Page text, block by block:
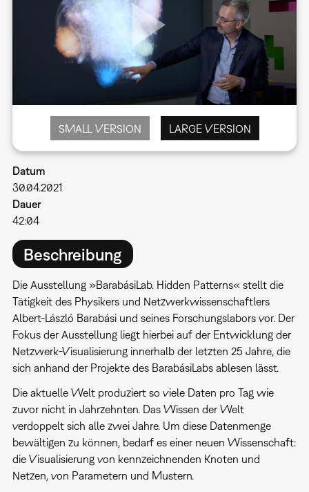
SMALL VERSION LARGE VERSION
Datum
30.04.2021
Dauer
42:04
Beschreibung
Die Ausstellung »BarabásiLab. Hidden Patterns« stellt die
Tätigkeit des Physikers und Netzwerkwissenschaftlers
Albert-László Barabási und seines Forschungslabors vor. Der
Fokus der Ausstellung liegt hierbei auf der Entwicklung der
Netzwerk-Visualisierung innerhalb der letzten 25 Jahre, die
sich anhand der Projekte des BarabásiLabs ablesen lässt.
Die aktuelle Welt produziert so viele Daten pro Tag wie
zuvor nicht in Jahrzehnten. Das Wissen der Welt
verdoppelt sich alle zwei Jahre. Um diese Datenmenge
bewältigen zu können, bedarf es einer neuen Wissenschaft:
die Visualisierung von kennzeichnenden Knoten und
Netzen, von Parametern und Mustern.